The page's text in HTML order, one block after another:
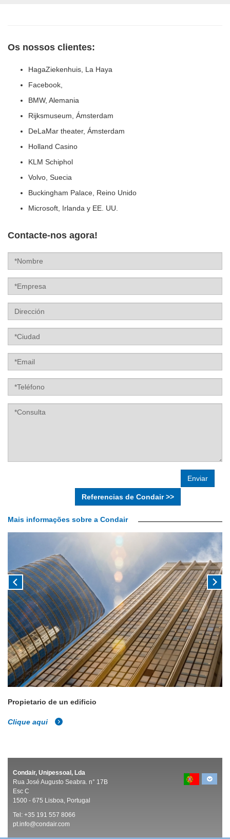
Os nossos clientes:
HagaZiekenhuis, La Haya
Facebook,
BMW, Alemania
Rijksmuseum, Ámsterdam
DeLaMar theater, Ámsterdam
Holland Casino
KLM Schiphol
Volvo, Suecia
Buckingham Palace, Reino Unido
Microsoft, Irlanda y EE. UU.
Contacte-nos agora!
Nombre
Empresa
Dirección
Label
Teléfono
Consulta
Referencias de Condair >>
Mais informações sobre a Condair
Propietario de un edificio
Clique aqui
Condair, Unipessoal, Lda
Rua José Augusto Seabra. n° 17B
Esc C
1500 - 675 Lisboa, Portugal
Tel: +35 191 557 8066
pt.info@condair.com